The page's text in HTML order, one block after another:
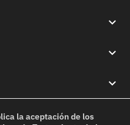
la aceptación de los